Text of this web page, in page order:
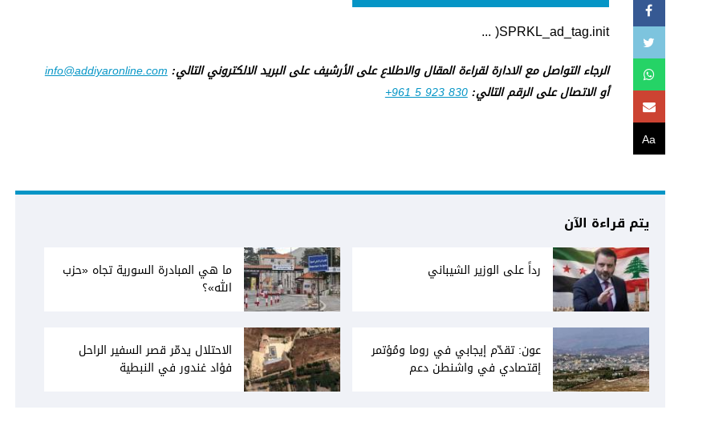
Aa
SPRKL_ad_tag.init( ...
الرجاء التواصل مع الادارة لقراءة المقال والاطلاع على الأرشيف على البريد الالكتروني التالي:info@addiyaronline.com
أو الاتصال على الرقم التالي:+961 5 923 830
يتم قراءة الآن
رداً على الوزير الشيباني
ما هي المبادرة السورية تجاه «حزب
الله»؟
عون: تقدّم إيجابي في روما ومُؤتمر
إقتصادي في واشنطن دعم
الاحتلال يدمّر قصر السفير الراحل
فؤاد غندور في النبطية